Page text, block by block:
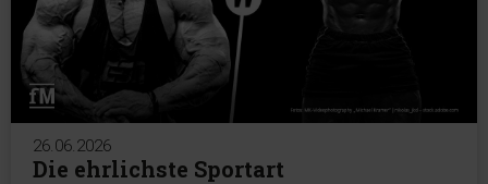
26.06.2026
Die ehrlichste Sportart